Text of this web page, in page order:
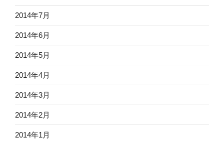
2014年7月
2014年6月
2014年5月
2014年4月
2014年3月
2014年2月
2014年1月